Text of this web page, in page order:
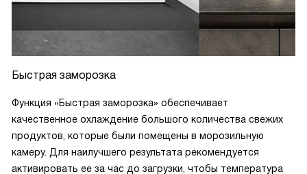
Быстрая заморозка
Функция «Быстрая заморозка» обеспечивает
качественное охлаждение большого количества свежих
продуктов, которые были помещены в морозильную
камеру. Для наилучшего результата рекомендуется
активировать ее за час до загрузки, чтобы температура